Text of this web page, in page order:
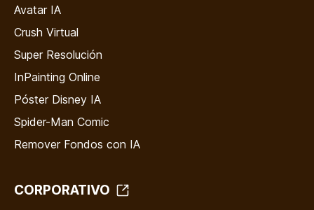
Avatar IA
Crush Virtual
Super Resolución
InPainting Online
Póster Disney IA
Spider-Man Comic
Remover Fondos con IA
CORPORATIVO